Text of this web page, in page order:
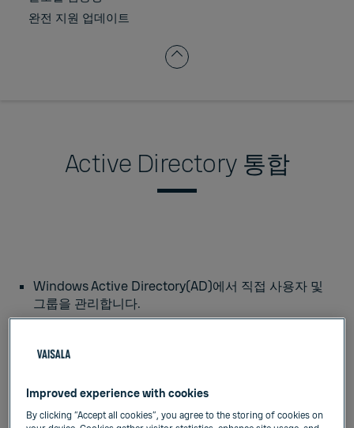
완전 지원 업데이트
Active Directory 통합
Windows Active Directory(AD)에서 직접 사용자 및
그룹을 관리합니다.
선택된 AD 사용자 및 그룹이 viewLinc에 자동으로 생
AD에서 사용자 상태 또는 그룹 멤버쉽이 변경되면
Improved experience with cookies
By clicking “Accept all cookies”, you agree to the storing of cookies on